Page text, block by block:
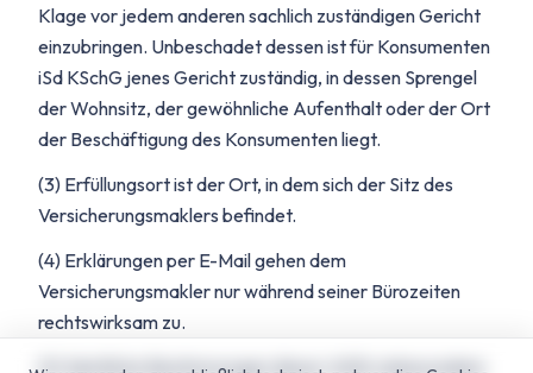
Klage vor jedem anderen sachlich zuständigen Gericht
einzubringen. Unbeschadet dessen ist für Konsumenten
iSd KSchG jenes Gericht zuständig, in dessen Sprengel
der Wohnsitz, der gewöhnliche Aufenthalt oder der Ort
der Beschäftigung des Konsumenten liegt.
(3) Erfüllungsort ist der Ort, in dem sich der Sitz des
Versicherungsmaklers befindet.
(4) Erklärungen per E-Mail gehen dem
Versicherungsmakler nur während seiner Bürozeiten
rechtswirksam zu.
(5) Sämtliche Bestimmungen dieser AGB, insbesondere